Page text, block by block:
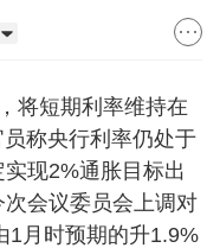
短期利率维持在
称央行利率仍处于
现2%通胀目标出
会议委员会上调对
1月时预期的升1.9%